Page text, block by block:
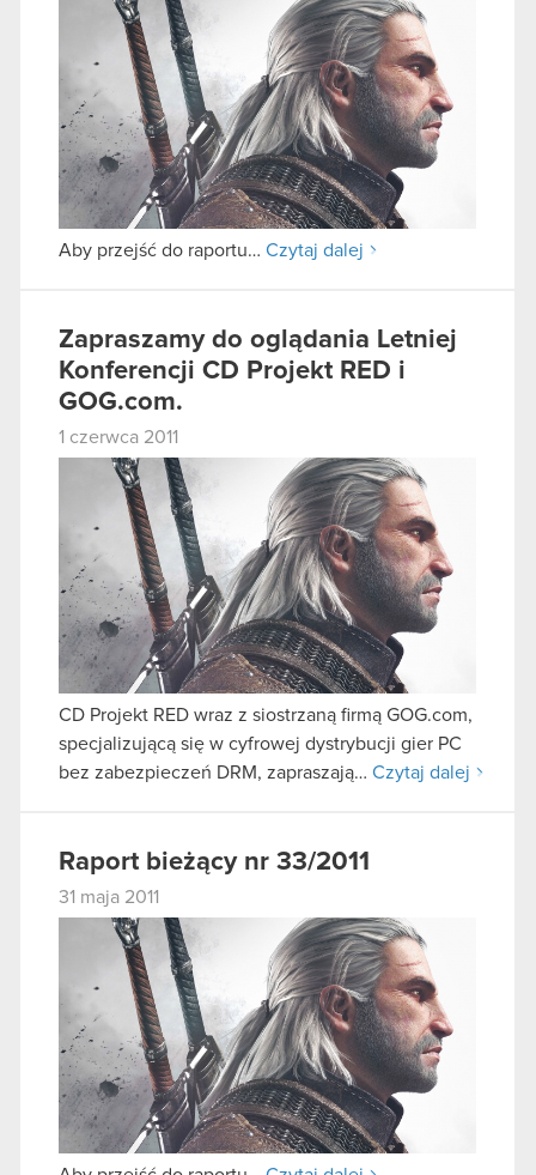
Aby przejść do raportu… Czytaj dalej
Zapraszamy do oglądania Letniej
Konferencji CD Projekt RED i
GOG.com.
1 czerwca 2011
CD Projekt RED wraz z siostrzaną firmą GOG.com,
specjalizującą się w cyfrowej dystrybucji gier PC
bez zabezpieczeń DRM, zapraszają… Czytaj dalej
Raport bieżący nr 33/2011
31 maja 2011